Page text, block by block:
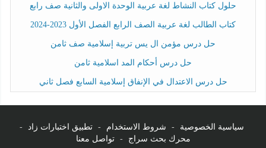
حلول كتاب النشاط لغة عربية الوحدة الاولى والثانية صف رابع
كتاب الطالب لغة عربية الصف الرابع الفصل الأول 2023-2024
حل درس مؤمن ال يس تربية إسلامية صف ثامن
حل درس أحكام المد اسلامية ثامن
حل درس الاعتدال في الإنفاق إسلامية السابع فصل ثاني
سياسية الخصوصية - شروط الاستخدام - تطبيق اختبارات زاد
-
محرك بحث سراج
- تواصل معنا